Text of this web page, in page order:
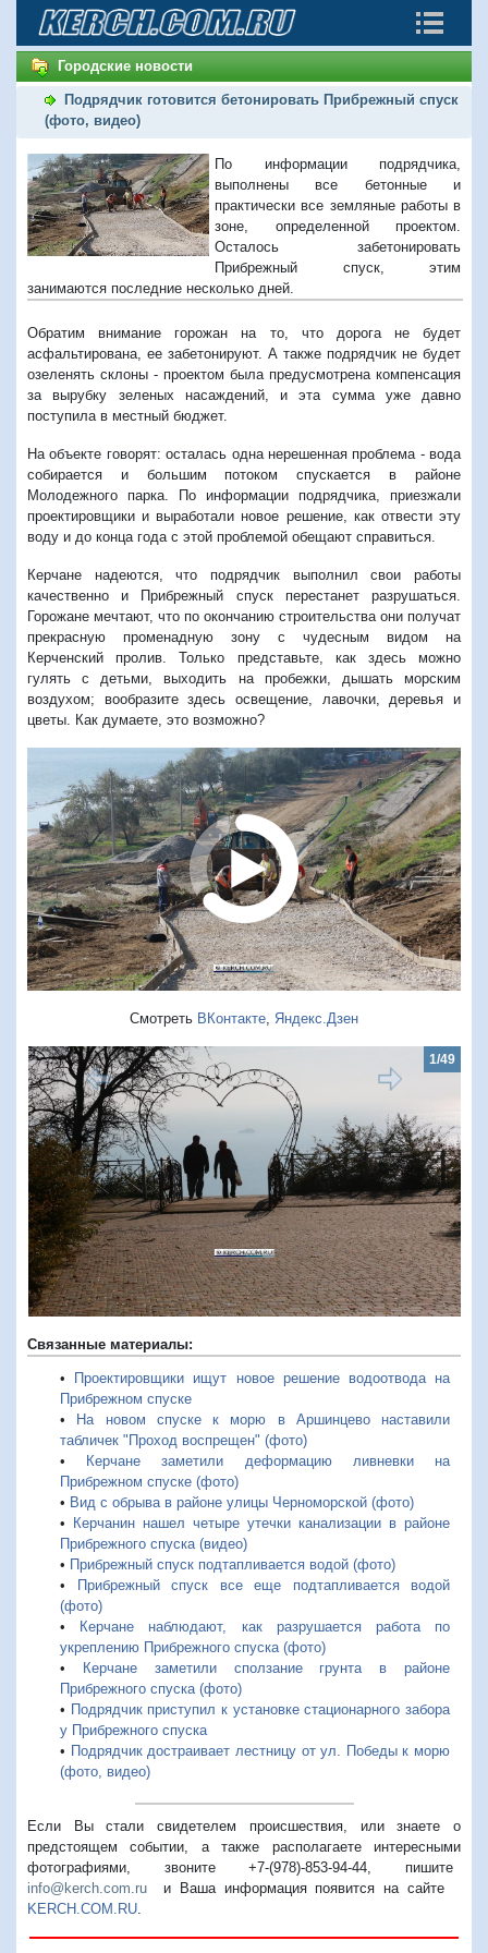
Городские новости
Подрядчик готовится бетонировать Прибрежный спуск
(фото, видео)
По информации подрядчика,
выполнены все бетонные и
практически все земляные работы в
зоне, определенной проектом.
Осталось забетонировать
Прибрежный спуск, этим
занимаются последние несколько дней.
Обратим внимание горожан на то, что дорога не будет
асфальтирована, ее забетонируют. А также подрядчик не будет
озеленять склоны - проектом была предусмотрена компенсация
за вырубку зеленых насаждений, и эта сумма уже давно
поступила в местный бюджет.
На объекте говорят: осталась одна нерешенная проблема - вода
собирается и большим потоком спускается в районе
Молодежного парка. По информации подрядчика, приезжали
проектировщики и выработали новое решение, как отвести эту
воду и до конца года с этой проблемой обещают справиться.
Керчане надеются, что подрядчик выполнил свои работы
качественно и Прибрежный спуск перестанет разрушаться.
Горожане мечтают, что по окончанию строительства они получат
прекрасную променадную зону с чудесным видом на
Керченский пролив. Только представьте, как здесь можно
гулять с детьми, выходить на пробежки, дышать морским
воздухом; вообразите здесь освещение, лавочки, деревья и
цветы. Как думаете, это возможно?
Смотреть ВКонтакте Яндекс.Дзен
1/49
Предыдущий
Связанные материалы:
•
Проектировщики ищут новое решение водоотвода на
Прибрежном спуске
•
На новом спуске к морю в Аршинцево наставили
табличек "Проход воспрещен" (фото)
•
Керчане заметили деформацию ливневки на
Прибрежном спуске (фото)
• Вид с обрыва в районе улицы Черноморской (фото)
•
Керчанин нашел четыре утечки канализации в районе
Прибрежного спуска (видео)
• Прибрежный спуск подтапливается водой (фото)
•
Прибрежный спуск все еще подтапливается водой
(фото)
•
Керчане наблюдают, как разрушается работа по
укреплению Прибрежного спуска (фото)
•
Керчане заметили сползание грунта в районе
Прибрежного спуска (фото)
• Подрядчик приступил к установке стационарного забора
у Прибрежного спуска
• Подрядчик достраивает лестницу от ул. Победы к морю
(фото, видео)
Если Вы стали свидетелем происшествия, или знаете о
предстоящем событии, а также располагаете интересными
фотографиями, звоните +7-(978)-853-94-44, пишите
info@kerch.com.ru и Ваша информация появится на сайте
KERCH.COM.RU.